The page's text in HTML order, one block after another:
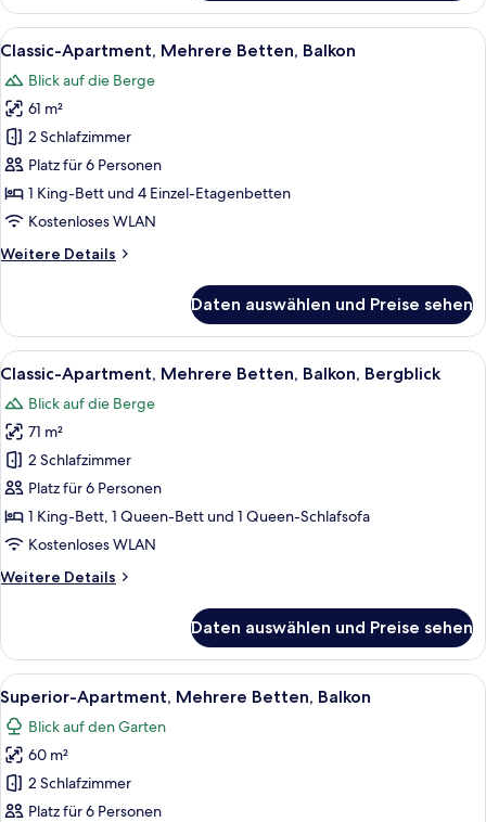
Apartment,
Mehrere
Betten,
Alle
Fotos
für
Classic-
Apartment,
Mehrere
Betten,
Balkon
Ein Hotelzimmer mit zwei Betten,
5
Classic-Apartment, Mehrere Betten, Balkon
Blick auf die Berge
61 m²
2 Schlafzimmer
Platz für 6 Personen
1 King-Bett und 4 Einzel-Etagenbetten
Kostenloses WLAN
Weitere Details
Weitere
Apartment,
Mehrere
Betten,
Daten auswählen und Preise sehen
Alle
Fotos
für
Classic-
Apartment,
Mehrere
Betten,
Balkon,
anzeigen
Ein Schlafzimmer einer Holzhütte
5
Classic-Apartment, Mehrere Betten, Balkon, Bergblick
Blick auf die Berge
71 m²
2 Schlafzimmer
Platz für 6 Personen
1 King-Bett, 1 Queen-Bett und 1 Queen-Schlafsofa
Kostenloses WLAN
Weitere Details
Weitere
Apartment,
Mehrere
Betten,
Balkon,
Bergblick
Daten auswählen und Preise sehen
Alle
Fotos
für
Superior-
Apartment,
Mehrere
Ein Hotelzimmer mit einem
5
Superior-Apartment, Mehrere Betten, Balkon
Blick auf den Garten
60 m²
2 Schlafzimmer
Platz für 6 Personen